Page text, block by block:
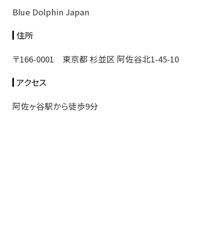
Blue Dolphin Japan
住所
〒166-0001 東京都 杉並区 阿佐谷北1-45-10
アクセス
阿佐ヶ谷駅から徒歩9分